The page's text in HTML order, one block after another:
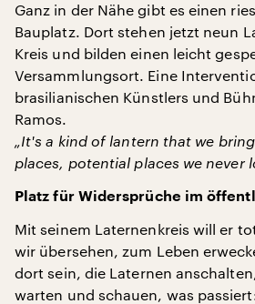
Ganz in der Nähe gibt es einen
Bauplatz. Dort stehen jetzt neun
Kreis und bilden einen leicht
Versammlungsort. Eine
brasilianischen Künstlers und
Ramos.
„It's a kind of lantern that we
places, potential places we never
Platz für Widersprüche im
Mit seinem Laternenkreis will er
wir übersehen, zum Leben
dort sein, die Laternen
warten und schauen, was